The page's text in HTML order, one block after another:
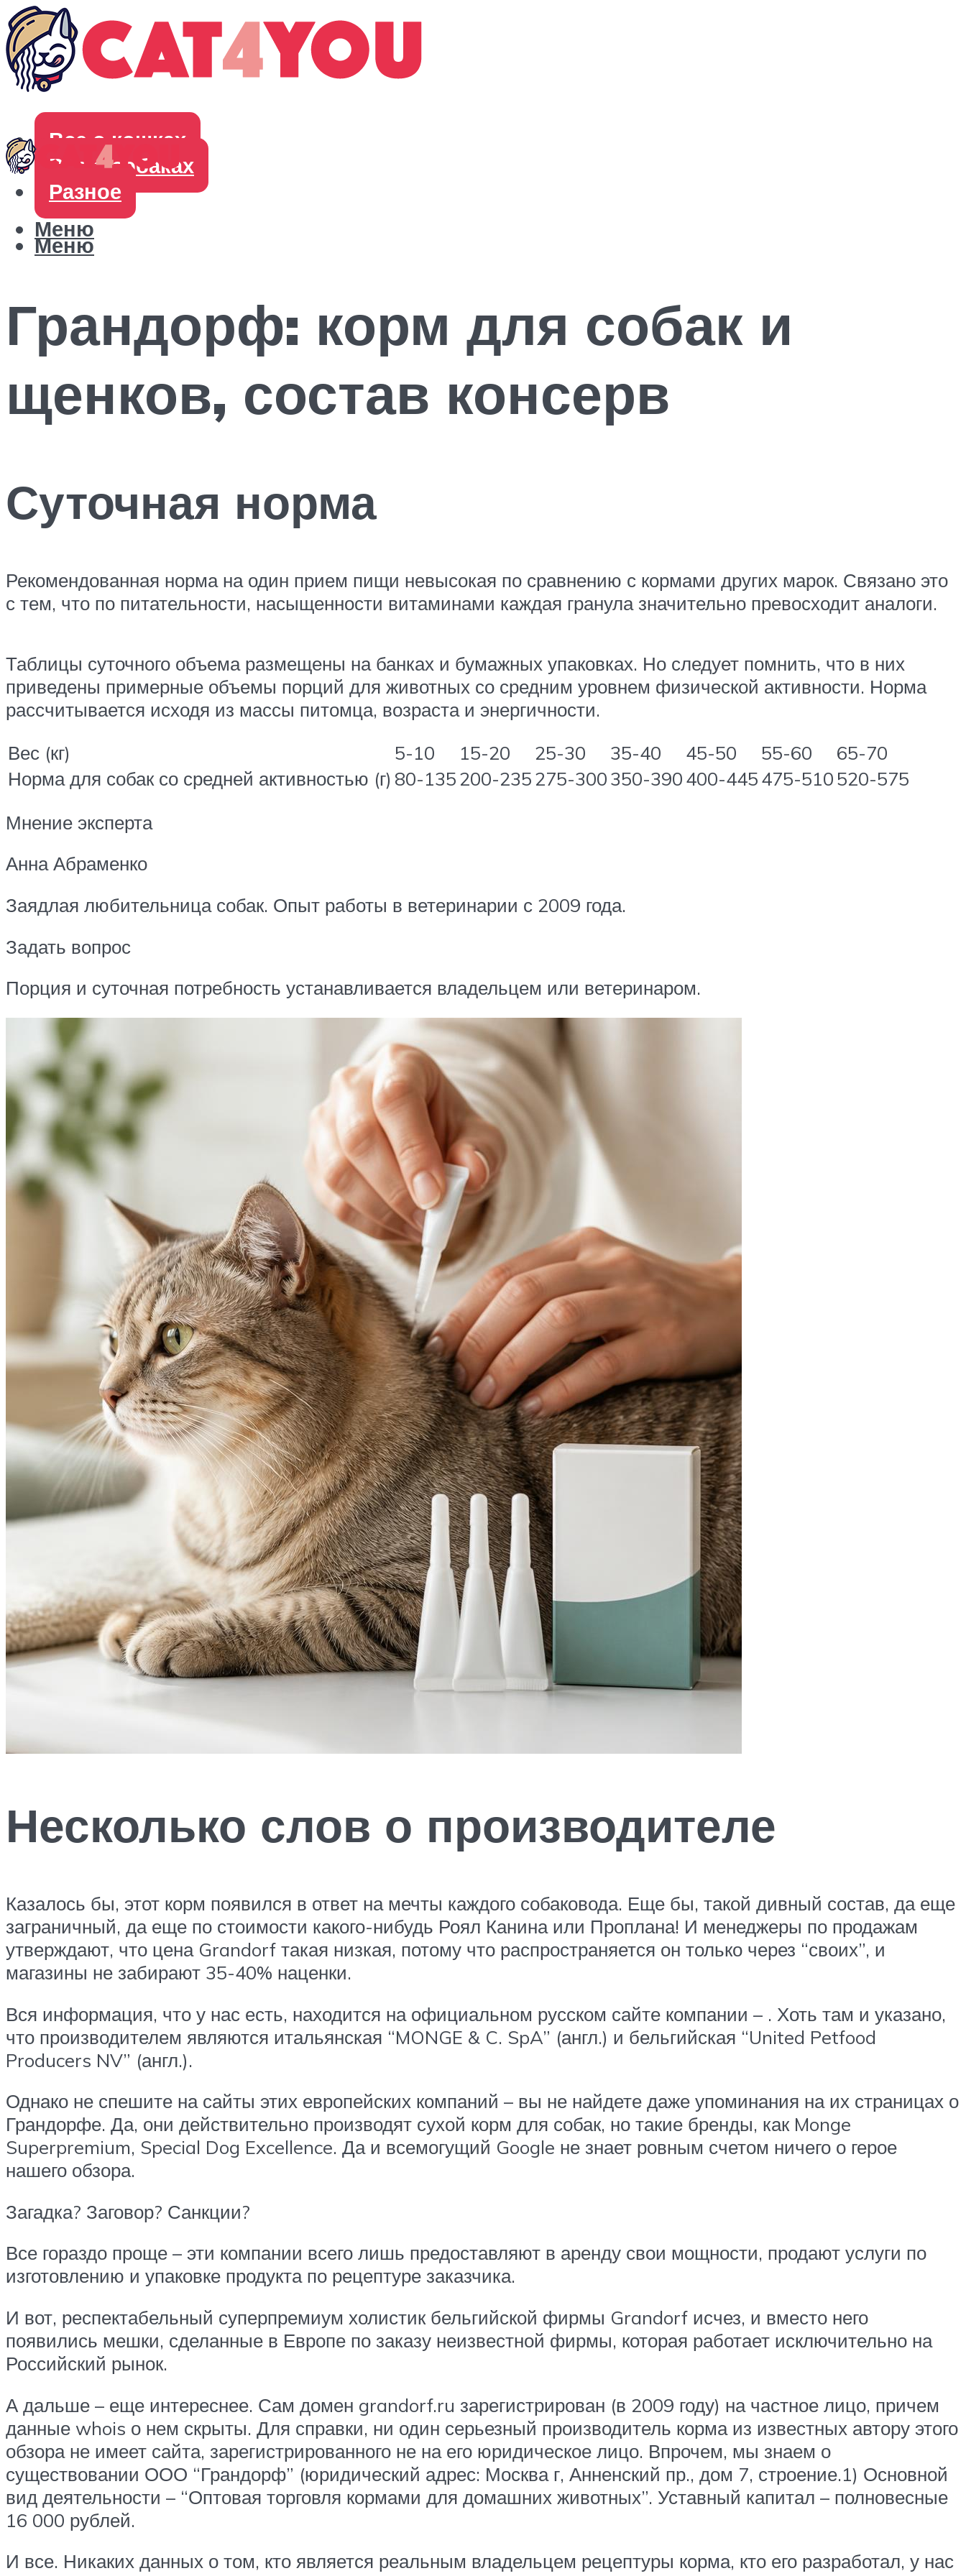
Все о кошках
Все о собаках
Разное
Меню
Меню
Грандорф: корм для собак и
щенков, состав консерв
Суточная норма
Рекомендованная норма на один прием пищи невысокая по сравнению с кормами других марок. Связано это
с тем, что по питательности, насыщенности витаминами каждая гранула значительно превосходит аналоги.
Таблицы суточного объема размещены на банках и бумажных упаковках. Но следует помнить, что в них
приведены примерные объемы порций для животных со средним уровнем физической активности. Норма
рассчитывается исходя из массы питомца, возраста и энергичности.
Вес (кг)
5-10 15-20 25-30 35-40 45-50 55-60
65-70
Норма для собак со средней активностью (г) 80-135200-235275-300350-390400-445475-510520-575
Мнение эксперта
Анна Абраменко
Заядлая любительница собак. Опыт работы в ветеринарии с 2009 года.
Задать вопрос
Порция и суточная потребность устанавливается владельцем или ветеринаром.
Несколько слов о производителе
Казалось бы, этот корм появился в ответ на мечты каждого собаковода. Еще бы, такой дивный состав, да еще
заграничный, да еще по стоимости какого-нибудь Роял Канина или Проплана! И менеджеры по продажам
утверждают, что цена Grandorf такая низкая, потому что распространяется он только через “своих”, и
магазины не забирают 35-40% наценки.
Вся информация, что у нас есть, находится на официальном русском сайте компании – . Хоть там и указано,
что производителем являются итальянская “MONGE & C. SpA” (англ.) и бельгийская “United Petfood
Producers NV” (англ.).
Однако не спешите на сайты этих европейских компаний – вы не найдете даже упоминания на их страницах о
Грандорфе. Да, они действительно производят сухой корм для собак, но такие бренды, как Monge
Superpremium, Special Dog Excellence. Да и всемогущий Google не знает ровным счетом ничего о герое
нашего обзора.
Загадка? Заговор? Санкции?
Все гораздо проще – эти компании всего лишь предоставляют в аренду свои мощности, продают услуги по
изготовлению и упаковке продукта по рецептуре заказчика.
И вот, респектабельный суперпремиум холистик бельгийской фирмы Grandorf исчез, и вместо него
появились мешки, сделанные в Европе по заказу неизвестной фирмы, которая работает исключительно на
Российский рынок.
А дальше – еще интереснее. Сам домен grandorf.ru зарегистрирован (в 2009 году) на частное лицо, причем
данные whois о нем скрыты. Для справки, ни один серьезный производитель корма из известных автору этого
обзора не имеет сайта, зарегистрированного не на его юридическое лицо. Впрочем, мы знаем о
существовании ООО “Грандорф” (юридический адрес: Москва г, Анненский пр., дом 7, строение.1) Основной
вид деятельности – “Оптовая торговля кормами для домашних животных”. Уставный капитал – полновесные
16 000 рублей.
И все. Никаких данных о том, кто является реальным владельцем рецептуры корма, кто его разработал, у нас